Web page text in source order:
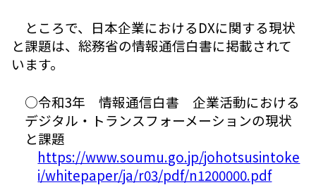
ところで、日本企業におけるDXに関する現状
と課題は、総務省の情報通信白書に掲載されて
います。
○令和3年 情報通信白書 企業活動における
デジタル・トランスフォーメーションの現状
と課題
https://www.soumu.go.jp/johotsusintoke
i/whitepaper/ja/r03/pdf/n1200000.pdf